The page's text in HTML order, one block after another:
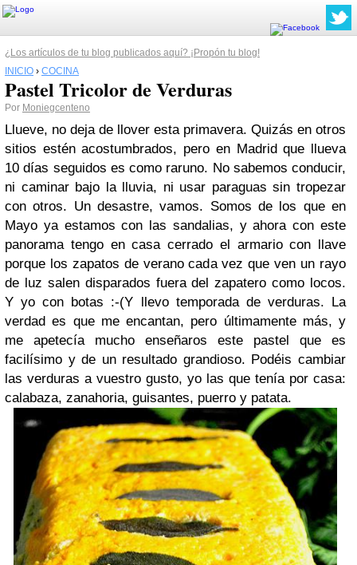
¿Los artículos de tu blog publicados aquí? ¡Propón tu blog!
INICIO › COCINA
Pastel Tricolor de Verduras
Por Moniegcenteno
Llueve, no deja de llover esta primavera. Quizás en otros
sitios estén acostumbrados, pero en Madrid que llueva
10 días seguidos es como raruno. No sabemos conducir,
ni caminar bajo la lluvia, ni usar paraguas sin tropezar
con otros. Un desastre, vamos. Somos de los que en
Mayo ya estamos con las sandalias, y ahora con este
panorama tengo en casa cerrado el armario con llave
porque los zapatos de verano cada vez que ven un rayo
de luz salen disparados fuera del zapatero como locos.
Y yo con botas :-(Y llevo temporada de verduras. La
verdad es que me encantan, pero últimamente más, y
me apetecía mucho enseñaros este pastel que es
facilísimo y de un resultado grandioso. Podéis cambiar
las verduras a vuestro gusto, yo las que tenía por casa:
calabaza, zanahoria, guisantes, puerro y patata.